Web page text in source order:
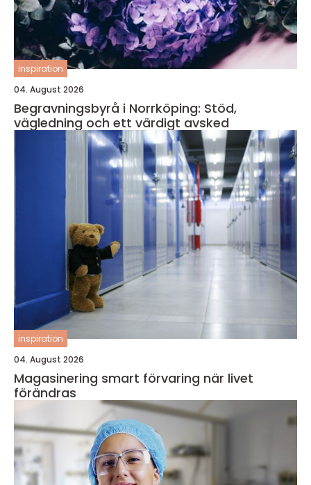
inspiration
04. August 2026
Begravningsbyrå i Norrköping: Stöd,
vägledning och ett värdigt avsked
inspiration
04. August 2026
Magasinering smart förvaring när livet
förändras